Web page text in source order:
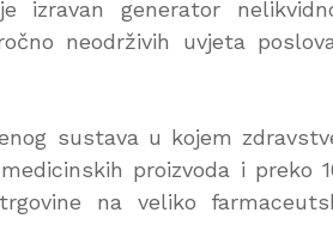
izravan generator
neodrživih uvjeta
sustava u kojem
proizvoda i preko
na veliko